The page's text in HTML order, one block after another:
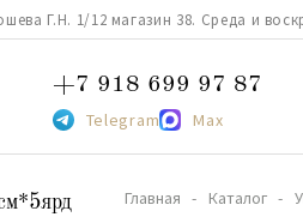
Г.Н. 1/12 магазин 38. Среда и
+7 918 699 97 87
Telegram Max
Главная Каталог